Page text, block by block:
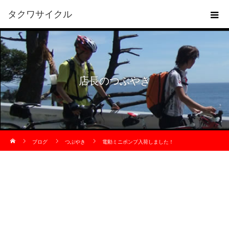
タクワサイクル
店長のつぶやき
ブログ
つぶやき 電動ミニポンプ入荷しました！